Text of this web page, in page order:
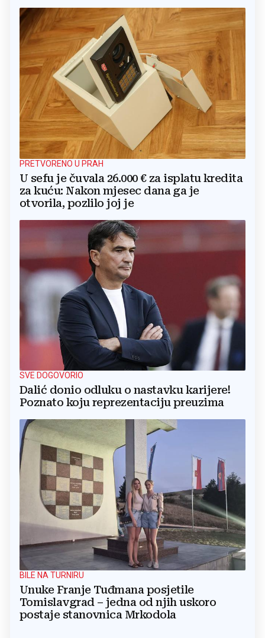
PRETVORENO U PRAH
U sefu je čuvala 26.000 € za isplatu kredita
za kuću: Nakon mjesec dana ga je
otvorila, pozlilo joj je
SVE DOGOVORIO
Dalić donio odluku o nastavku karijere!
Poznato koju reprezentaciju preuzima
BILE NA TURNIRU
Unuke Franje Tuđmana posjetile
Tomislavgrad – jedna od njih uskoro
postaje stanovnica Mrkodola